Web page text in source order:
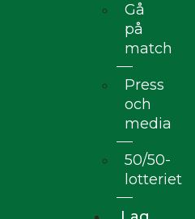
Gå
på
match
Press
och
media
50/50-
lotteriet